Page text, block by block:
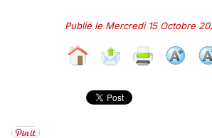
Publié le Mercredi 15 Octobre